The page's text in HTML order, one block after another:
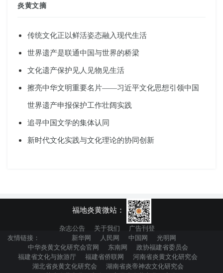
炎黄文摘
传统文化正以鲜活姿态融入现代生活
世界遗产是联通中国与世界的桥梁
文化遗产保护见人见物见生活
擦亮中华文明重要名片——习近平文化思想引领中国
世界遗产申报保护工作壮阔实践
追寻中国文学的集体认同
新时代文化实践与文化理论的协同创新
福地炎黄微站：
杂志公告 关于我们
广告刊登
友情链接：
新华网 人民网 中国网
光明网
中华炎黄文化研究会官网
东南网
政协福建省委员会
福建省文化与旅游厅
福建省侨联网
河南省炎黄文化研究会
湖北省炎黄文化研究会
湖南省炎帝神农文化研究会